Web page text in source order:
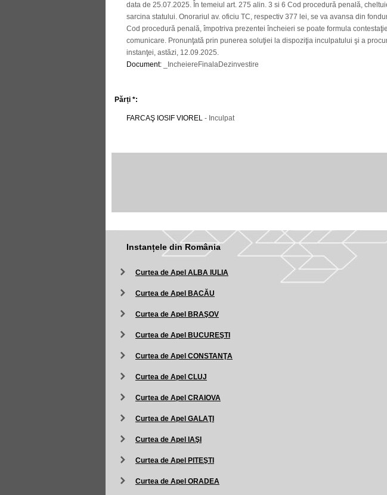
data de 25.07.2025. În temeiul art. 275 alin. 3 si 6 Cod procedură penală,
sarcina statului. Onorariul av. oficiu TC, respectiv 377 lei, se va avansa din
Cod procedură penală, împotriva prezentei încheieri se poate formula
comunicare. Pronunţată prin punerea soluţiei la dispoziţia inculpatului şi a
instanţei, astăzi, 12.09.2025.
Document: _IncheiereFinalaDezinvestire
Părți *:
FARCAŞ IOSIF VIOREL - Inculpat
Instanțele din România
Curtea de Apel ALBA IULIA
Curtea de Apel BACĂU
Curtea de Apel BRAŞOV
Curtea de Apel BUCUREŞTI
Curtea de Apel CONSTANŢA
Curtea de Apel CLUJ
Curtea de Apel CRAIOVA
Curtea de Apel GALAŢI
Curtea de Apel IAŞI
Curtea de Apel PITEŞTI
Curtea de Apel ORADEA